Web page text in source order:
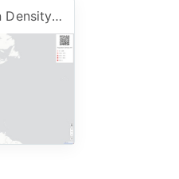
Demo - Population Density Dataset